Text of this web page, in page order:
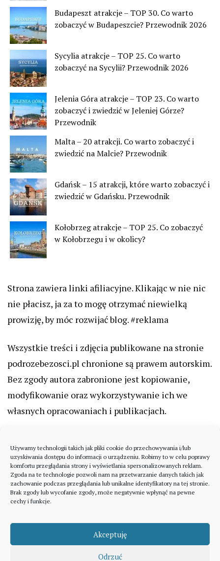
Używamy technologii takich jak pliki cookie do przechowywania i/lub
uzyskiwania dostępu do informacji o urządzeniu. Robimy to w celu poprawy
komfortu przeglądania strony i wyświetlania spersonalizowanych reklam.
Zgoda na te technologie pozwoli nam na przetwarzanie danych takich jak
zachowanie podczas przeglądania lub unikalne identyfikatory na tej stronie.
Brak zgody lub wycofanie zgody, może negatywnie wpłynąć na pewne
cechy i funkcje.
Akceptuję
Odrzuć
Budapeszt atrakcje – TOP 30. Co warto
zobaczyć w Budapeszcie? Przewodnik 2026
Sycylia atrakcje – TOP 25. Co warto
zobaczyć na Sycylii? Przewodnik 2026
Jelenia Góra atrakcje – TOP 23. Co warto
zobaczyć i zwiedzić w Jeleniej Górze?
Przewodnik
Malta – 20 atrakcji. Co warto zobaczyć i
zwiedzić na Malcie? Przewodnik
Gdańsk – 15 atrakcji, które warto zobaczyć i
zwiedzić w Gdańsku. Przewodnik
Kołobrzeg atrakcje – TOP 25. Co zobaczyć
w Kołobrzegu i w okolicy?
Strona zawiera linki afiliacyjne. Klikając w nie nic
nie płacisz, ja za to mogę otrzymać niewielką
prowizję, by móc rozwijać blog. #reklama
Wszystkie treści i zdjęcia publikowane na stronie
podrozebezosci.pl chronione są prawem autorskim.
Bez zgody autora zabronione jest kopiowanie,
modyfikowanie oraz wykorzystywanie ich we
własnych opracowaniach i publikacjach.